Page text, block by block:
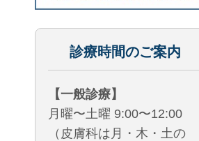
診療時間のご案内
【一般診療】
月曜〜土曜 9:00〜12:00
（皮膚科は月・木・土の